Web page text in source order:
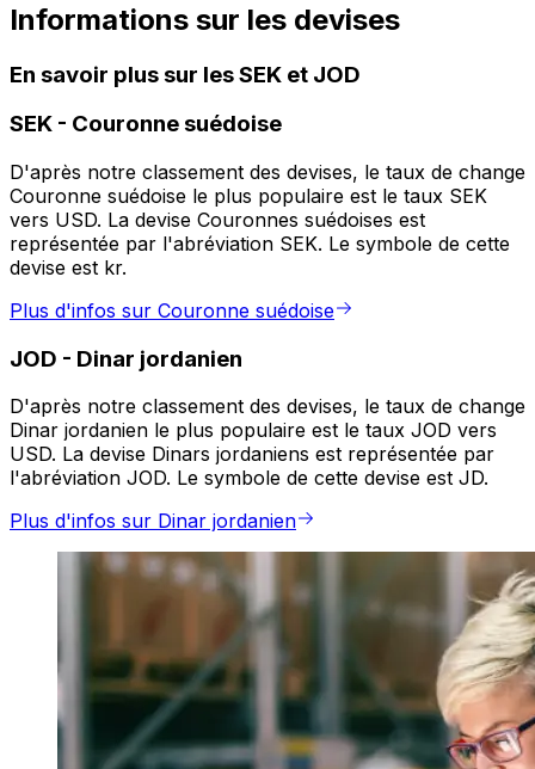
Informations sur les devises
En savoir plus sur les SEK et JOD
SEK - Couronne suédoise
D'après notre classement des devises, le taux de change
Couronne suédoise le plus populaire est le taux SEK
vers USD. La devise Couronnes suédoises est
représentée par l'abréviation SEK. Le symbole de cette
devise est kr.
Plus d'infos sur Couronne suédoise
JOD - Dinar jordanien
D'après notre classement des devises, le taux de change
Dinar jordanien le plus populaire est le taux JOD vers
USD. La devise Dinars jordaniens est représentée par
l'abréviation JOD. Le symbole de cette devise est JD.
Plus d'infos sur Dinar jordanien